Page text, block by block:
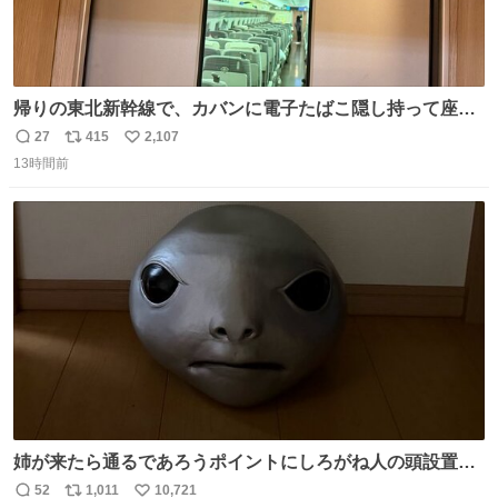
帰りの東北新幹線で、カバンに電子たばこ隠し持って座席
で吸ってる人がいて終わった。車内はたばこの匂いが充満
していてデッキへ避難中。 その人の一つ後ろの席を予約し
思ってるの？信じられない。
返
信
27
リ
ポ
415
い
2,107
13時間前
姉が来たら通るであろうポイントにしろがね人の頭設置し
といたら防音室いても聞こえるくらいの声量で驚いてて笑
52 1,011 10,721